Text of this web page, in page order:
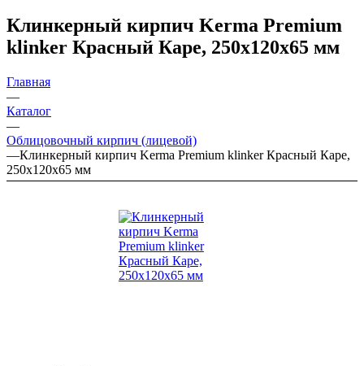
Клинкерный кирпич Kerma Premium
klinker Красный Каре, 250х120х65 мм
Главная
—
Каталог
—
Облицовочный кирпич (лицевой)
—Клинкерный кирпич Kerma Premium klinker Красный Каре,
250х120х65 мм